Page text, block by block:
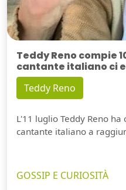
Teddy Reno compie
cantante italiano ci
Teddy Reno
L'11 luglio Teddy Reno
cantante italiano a
GOSSIP E CURIOSITÀ